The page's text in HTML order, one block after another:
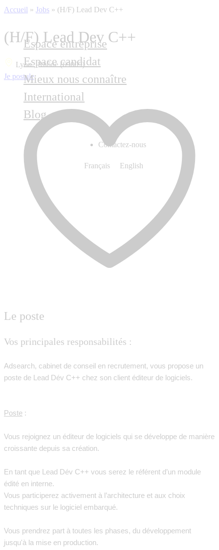
Espace entreprise
Espace candidat
Mieux nous connaître
International
Blog
Contactez-nous
Français English
Accueil » Jobs » (H/F) Lead Dev C++
(H/F) Lead Dev C++
Lyon , Rhône (69009)
Je postule
Le poste
Vos principales responsabilités :
Adsearch, cabinet de conseil en recrutement, vous propose un
poste de Lead Dév C++ chez son client éditeur de logiciels.
Poste :
Vous rejoignez un éditeur de logiciels qui se développe de manière
croissante depuis sa création.
En tant que Lead Dév C++ vous serez le référent d’un module
édité en interne.
Vous participerez activement à l’architecture et aux choix
techniques sur le logiciel embarqué.
Vous prendrez part à toutes les phases, du développement
jusqu'à la mise en production.